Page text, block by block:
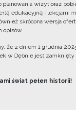
planowania wizyt oraz
edukacyjną i lekcjami
skrócona wersja
opisów.
że z dniem 1 grudnia
w Dębnie jest zamknięty
świat pełen historii!